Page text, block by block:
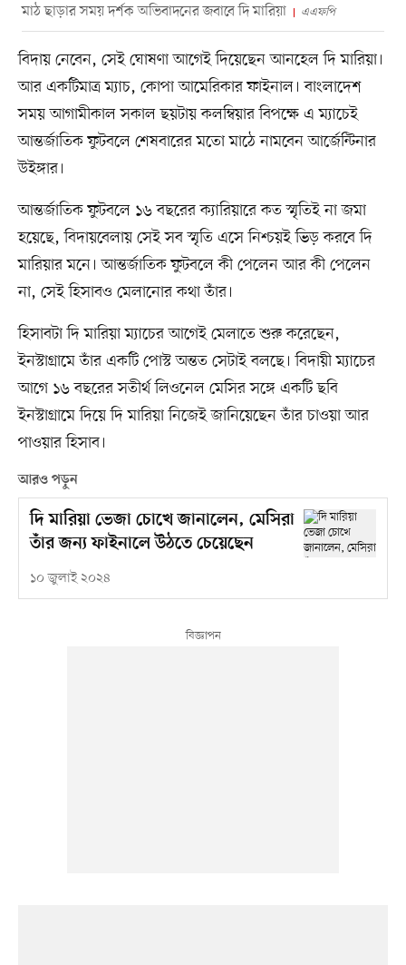
মাঠ ছাড়ার সময় দর্শক অভিবাদনের জবাবে দি মারিয়া এএফপি
বিদায় নেবেন, সেই ঘোষণা আগেই দিয়েছেন আনহেল দি মারিয়া।
আর একটিমাত্র ম্যাচ, কোপা আমেরিকার ফাইনাল। বাংলাদেশ
সময় আগামীকাল সকাল ছয়টায় কলম্বিয়ার বিপক্ষে এ ম্যাচেই
আন্তর্জাতিক ফুটবলে শেষবারের মতো মাঠে নামবেন আর্জেন্টিনার
উইঙ্গার।
আন্তর্জাতিক ফুটবলে ১৬ বছরের ক্যারিয়ারে কত স্মৃতিই না জমা
হয়েছে, বিদায়বেলায় সেই সব স্মৃতি এসে নিশ্চয়ই ভিড় করবে দি
মারিয়ার মনে। আন্তর্জাতিক ফুটবলে কী পেলেন আর কী পেলেন
না, সেই হিসাবও মেলানোর কথা তাঁর।
হিসাবটা দি মারিয়া ম্যাচের আগেই মেলাতে শুরু করেছেন,
ইনস্টাগ্রামে তাঁর একটি পোস্ট অন্তত সেটাই বলছে। বিদায়ী ম্যাচের
আগে ১৬ বছরের সতীর্থ লিওনেল মেসির সঙ্গে একটি ছবি
ইনস্টাগ্রামে দিয়ে দি মারিয়া নিজেই জানিয়েছেন তাঁর চাওয়া আর
পাওয়ার হিসাব।
আরও পড়ুন
দি মারিয়া ভেজা চোখে জানালেন, মেসিরা
তাঁর জন্য ফাইনালে উঠতে চেয়েছেন
১০ জুলাই ২০২৪